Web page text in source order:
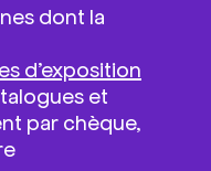
dont la
d’exposition
et
par chèque,